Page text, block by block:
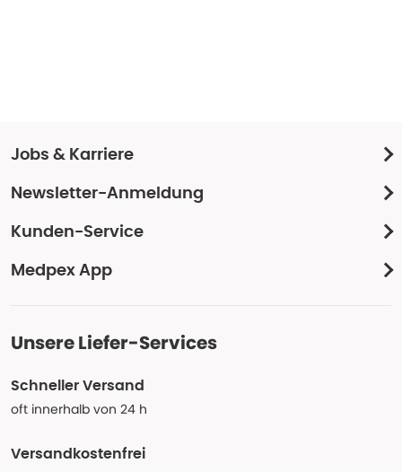
Jobs & Karriere
Newsletter-Anmeldung
Kunden-Service
Medpex App
Unsere Liefer-Services
Schneller Versand
oft innerhalb von 24 h
Versandkostenfrei